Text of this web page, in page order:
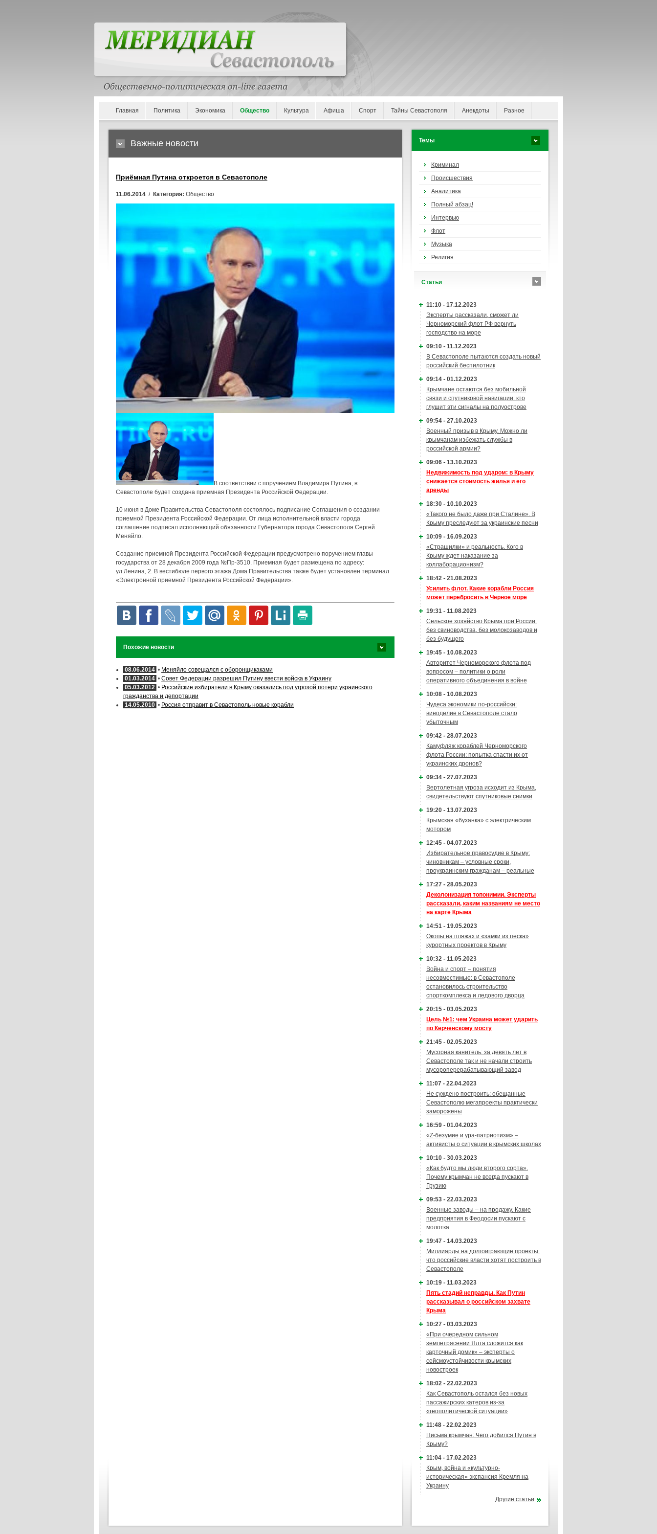
Главная Политика Экономика Общество Культура Афиша Спорт Тайны Севастополя Анекдоты Разное
Важные новости
Приёмная Путина откроется в Севастополе
11.06.2014 / Категория: Общество
В соответствии с поручением Владимира Путина, в
Севастополе будет создана приемная Президента Российской Федерации.
10 июня в Доме Правительства Севастополя состоялось подписание Соглашения о создании
приемной Президента Российской Федерации. От лица исполнительной власти города
соглашение подписал исполняющий обязанности Губернатора города Севастополя Сергей
Меняйло.
Создание приемной Президента Российской Федерации предусмотрено поручением главы
государства от 28 декабря 2009 года №Пр-3510. Приемная будет размещена по адресу:
ул.Ленина, 2. В вестибюле первого этажа Дома Правительства также будет установлен терминал
«Электронной приемной Президента Российской Федерации».
Похожие новости
08.06.2014 • Меняйло совещался с оборонщикаками
01.03.2014 • Совет Федерации разрешил Путину ввести войска в Украину
05.03.2012 • Российские избиратели в Крыму оказались под угрозой потери украинского
гражданства и депортации
14.05.2010 • Россия отправит в Севастополь новые корабли
Темы
Криминал
Происшествия
Аналитика
Полный абзац!
Интервью
Флот
Музыка
Религия
Cтатьи
11:10 - 17.12.2023
Эксперты рассказали, сможет ли
Черноморский флот РФ вернуть
господство на море
09:10 - 11.12.2023
В Севастополе пытаются создать новый
российский беспилотник
09:14 - 01.12.2023
Крымчане остаются без мобильной
связи и спутниковой навигации: кто
глушит эти сигналы на полуострове
09:54 - 27.10.2023
Военный призыв в Крыму. Можно ли
крымчанам избежать службы в
российской армии?
09:06 - 13.10.2023
Недвижимость под ударом: в Крыму
снижается стоимость жилья и его
аренды
18:30 - 10.10.2023
«Такого не было даже при Сталине». В
Крыму преследуют за украинские песни
10:09 - 16.09.2023
«Страшилки» и реальность. Кого в
Крыму ждет наказание за
коллаборационизм?
18:42 - 21.08.2023
Усилить флот. Какие корабли Россия
может перебросить в Черное море
19:31 - 11.08.2023
Сельское хозяйство Крыма при России:
без свиноводства, без молокозаводов и
без будущего
19:45 - 10.08.2023
Авторитет Черноморского флота под
вопросом – политики о роли
оперативного объединения в войне
10:08 - 10.08.2023
Чудеса экономики по-российски:
виноделие в Севастополе стало
убыточным
09:42 - 28.07.2023
Камуфляж кораблей Черноморского
флота России: попытка спасти их от
украинских дронов?
09:34 - 27.07.2023
Вертолетная угроза исходит из Крыма,
свидетельствуют спутниковые снимки
19:20 - 13.07.2023
Крымская «буханка» с электрическим
мотором
12:45 - 04.07.2023
Избирательное правосудие в Крыму:
чиновникам – условные сроки,
проукраинским гражданам – реальные
17:27 - 28.05.2023
Деколонизация топонимии. Эксперты
рассказали, каким названиям не место
на карте Крыма
14:51 - 19.05.2023
Окопы на пляжах и «замки из песка»
курортных проектов в Крыму
10:32 - 11.05.2023
Война и спорт – понятия
несовместимые: в Севастополе
остановилось строительство
спорткомплекса и ледового дворца
20:15 - 03.05.2023
Цель №1: чем Украина может ударить
по Керченскому мосту
21:45 - 02.05.2023
Мусорная канитель: за девять лет в
Севастополе так и не начали строить
мусороперерабатывающий завод
11:07 - 22.04.2023
Не суждено построить: обещанные
Севастополю мегапроекты практически
заморожены
16:59 - 01.04.2023
«Z-безумие и ура-патриотизм» –
активисты о ситуации в крымских школах
10:10 - 30.03.2023
«Как будто мы люди второго сорта».
Почему крымчан не всегда пускают в
Грузию
09:53 - 22.03.2023
Военные заводы – на продажу. Какие
предприятия в Феодосии пускают с
молотка
19:47 - 14.03.2023
Миллиарды на долгоиграющие проекты:
что российские власти хотят построить в
Севастополе
10:19 - 11.03.2023
Пять стадий неправды. Как Путин
рассказывал о российском захвате
Крыма
10:27 - 03.03.2023
«При очередном сильном
землетрясении Ялта сложится как
карточный домик» – эксперты о
сейсмоустойчивости крымских
новостроек
18:02 - 22.02.2023
Как Севастополь остался без новых
пассажирских катеров из-за
«геополитической ситуации»
11:48 - 22.02.2023
Письма крымчан: Чего добился Путин в
Крыму?
11:04 - 17.02.2023
Крым, война и «культурно-
историческая» экспансия Кремля на
Украину
Другие статьи